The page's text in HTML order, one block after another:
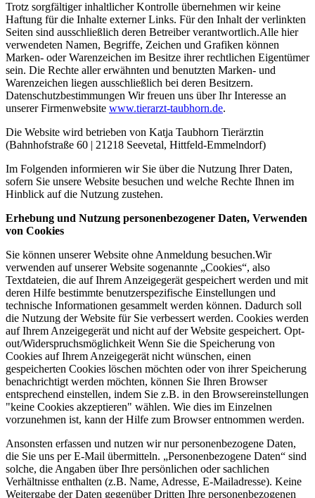
Trotz sorgfältiger inhaltlicher Kontrolle übernehmen wir keine
Haftung für die Inhalte externer Links. Für den Inhalt der verlinkten
Seiten sind ausschließlich deren Betreiber verantwortlich.Alle hier
verwendeten Namen, Begriffe, Zeichen und Grafiken können
Marken- oder Warenzeichen im Besitze ihrer rechtlichen Eigentümer
sein. Die Rechte aller erwähnten und benutzten Marken- und
Warenzeichen liegen ausschließlich bei deren Besitzern.
Datenschutzbestimmungen Wir freuen uns über Ihr Interesse an
unserer Firmenwebsite www.tierarzt-taubhorn.de.
Die Website wird betrieben von Katja Taubhorn Tierärztin
(Bahnhofstraße 60 | 21218 Seevetal, Hittfeld-Emmelndorf)
Im Folgenden informieren wir Sie über die Nutzung Ihrer Daten,
sofern Sie unsere Website besuchen und welche Rechte Ihnen im
Hinblick auf die Nutzung zustehen.
Erhebung und Nutzung personenbezogener Daten, Verwenden
von Cookies
Sie können unserer Website ohne Anmeldung besuchen.Wir
verwenden auf unserer Website sogenannte „Cookies“, also
Textdateien, die auf Ihrem Anzeigegerät gespeichert werden und mit
deren Hilfe bestimmte benutzerspezifische Einstellungen und
technische Informationen gesammelt werden können. Dadurch soll
die Nutzung der Website für Sie verbessert werden. Cookies werden
auf Ihrem Anzeigegerät und nicht auf der Website gespeichert. Opt-
out/Widerspruchsmöglichkeit Wenn Sie die Speicherung von
Cookies auf Ihrem Anzeigegerät nicht wünschen, einen
gespeicherten Cookies löschen möchten oder von ihrer Speicherung
benachrichtigt werden möchten, können Sie Ihren Browser
entsprechend einstellen, indem Sie z.B. in den Browsereinstellungen
"keine Cookies akzeptieren" wählen. Wie dies im Einzelnen
vorzunehmen ist, kann der Hilfe zum Browser entnommen werden.
Ansonsten erfassen und nutzen wir nur personenbezogene Daten,
die Sie uns per E-Mail übermitteln. „Personenbezogene Daten“ sind
solche, die Angaben über Ihre persönlichen oder sachlichen
Verhältnisse enthalten (z.B. Name, Adresse, E-Mailadresse). Keine
Weitergabe der Daten gegenüber Dritten Ihre personenbezogenen